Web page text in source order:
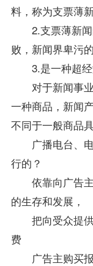
料，称为支票薄新
2.支票薄新闻
败，新闻界卑污
3.是一种超经
对于新闻事业
一种商品，新闻
不同于一般商品
广播电台、电
行的？
依靠向广告主
的生存和发展，
把向受众提供
费
广告主购买报